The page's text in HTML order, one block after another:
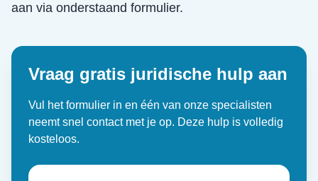
aan via onderstaand formulier.
Vraag gratis juridische hulp aan
Vul het formulier in en één van onze specialisten
neemt snel contact met je op. Deze hulp is volledig
kosteloos.